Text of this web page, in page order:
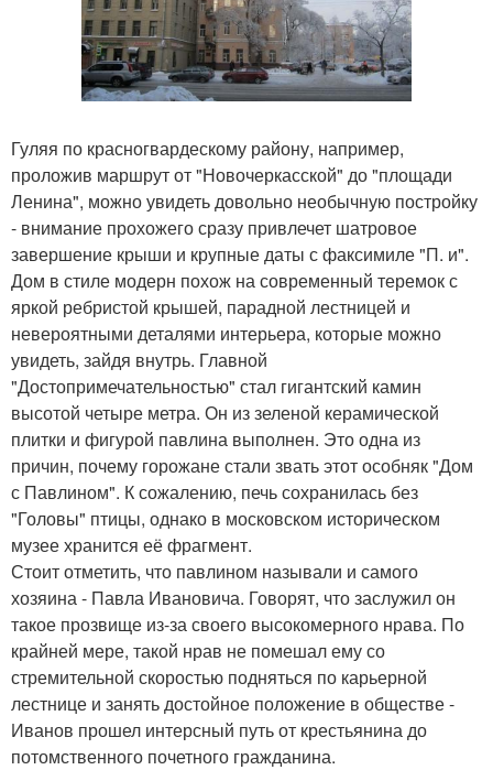
Гуляя по красногвардескому району, например,
проложив маршрут от "Новочеркасской" до "площади
Ленина", можно увидеть довольно необычную постройку
- внимание прохожего сразу привлечет шатровое
завершение крыши и крупные даты с факсимиле "П. и".
Дом в стиле модерн похож на современный теремок с
яркой ребристой крышей, парадной лестницей и
невероятными деталями интерьера, которые можно
увидеть, зайдя внутрь. Главной
"Достопримечательностью" стал гигантский камин
высотой четыре метра. Он из зеленой керамической
плитки и фигурой павлина выполнен. Это одна из
причин, почему горожане стали звать этот особняк "Дом
с Павлином". К сожалению, печь сохранилась без
"Головы" птицы, однако в московском историческом
музее хранится её фрагмент.
Стоит отметить, что павлином называли и самого
хозяина - Павла Ивановича. Говорят, что заслужил он
такое прозвище из-за своего высокомерного нрава. По
крайней мере, такой нрав не помешал ему со
стремительной скоростью подняться по карьерной
лестнице и занять достойное положение в обществе -
Иванов прошел интерсный путь от крестьянина до
потомственного почетного гражданина.